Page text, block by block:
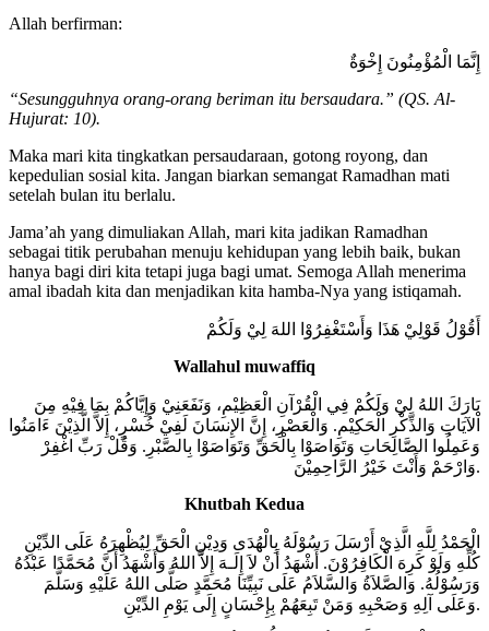
Allah berfirman:
إِنَّمَا الْمُؤْمِنُونَ إِخْوَةٌ
“Sesungguhnya orang-orang beriman itu bersaudara.” (QS. Al-
Hujurat: 10).
Maka mari kita tingkatkan persaudaraan, gotong royong, dan
kepedulian sosial kita. Jangan biarkan semangat Ramadhan mati
setelah bulan itu berlalu.
Jama’ah yang dimuliakan Allah, mari kita jadikan Ramadhan
sebagai titik perubahan menuju kehidupan yang lebih baik, bukan
hanya bagi diri kita tetapi juga bagi umat. Semoga Allah menerima
amal ibadah kita dan menjadikan kita hamba-Nya yang istiqamah.
أَقُوْلُ قَوْلِيْ هَذَا وَأَسْتَغْفِرُوْا اللهَ لِيْ وَلَكُمْ
Wallahul muwaffiq
بَارَكَ اللهُ لِيْ وَلَكُمْ فِي الْقُرْآنِ الْعَظِيْمِ، وَنَفَعَنِيْ وَإِيَّاكُمْ بِمَا فِيْهِ مِنَ
اْلآيَاتِ وَالذِّكْرِ الْحَكِيْمِ. وَالْعَصْرِ، إِنَّ الإِنسَانَ لَفِيْ خُسْرٍ، إِلاَّ الَّذِيْنَ ءَامَنُوا
وَعَمِلُوا الصَّالِحَاتِ وَتَوَاصَوْا بِالْحَقِّ وَتَوَاصَوْا بِالصَّبْرِ. وَقُلْ رَبِّ اغْفِرْ
وَارْحَمْ وَأَنْتَ خَيْرُ الرَّاحِمِيْنَ.
Khutbah Kedua
الْحَمْدُ لِلَّهِ الَّذِيْ أَرْسَلَ رَسُوْلَهُ بِالْهُدَى وَدِيْنِ الْحَقِّ لِيُظْهِرَهُ عَلَى الدِّيْنِ
كُلِّهِ وَلَوْ كَرِهَ الْكَافِرُوْنَ. أَشْهَدُ أَنْ لاَ إِلَـهَ إِلاَّ اللهُ وَأَشْهَدُ أَنَّ مُحَمَّدًا عَبْدُهُ
وَرَسُوْلُهُ. وَالصَّلاَةُ وَالسَّلاَمُ عَلَى نَبِيِّنَا مُحَمَّدٍ صَلَّى اللهُ عَلَيْهِ وَسَلَّمَ
وَعَلَى آلِهِ وَصَحْبِهِ وَمَنْ تَبِعَهُمْ بِإِحْسَانٍ إِلَى يَوْمِ الدِّيْنِ.